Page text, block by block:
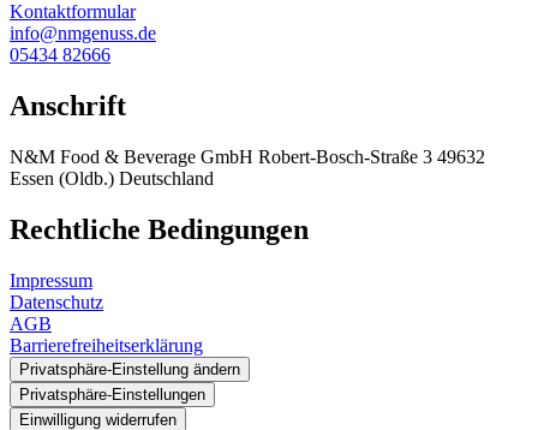
Kontaktformular
info@nmgenuss.de
05434 82666
Anschrift
N&M Food & Beverage GmbH Robert-Bosch-Straße 3 49632
Essen (Oldb.) Deutschland
Rechtliche Bedingungen
Impressum
Datenschutz
AGB
Barrierefreiheitserklärung
Privatsphäre-Einstellung ändern
Privatsphäre-Einstellungen
Einwilligung widerrufen